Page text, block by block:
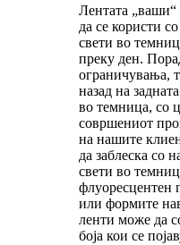
Лентата
да се користи
свети во
преку ден.
ограничувања,
назад на
во темница, со
совршениот
на нашите
да заблеска со
свети во
флуоресцентен
или формите
ленти може да
боја кои се